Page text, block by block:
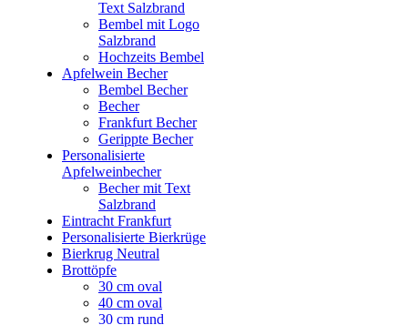
Text Salzbrand
Bembel mit Logo
Salzbrand
Hochzeits Bembel
Apfelwein Becher
Bembel Becher
Becher
Frankfurt Becher
Gerippte Becher
Personalisierte
Apfelweinbecher
Becher mit Text
Salzbrand
Eintracht Frankfurt
Personalisierte Bierkrüge
Bierkrug Neutral
Brottöpfe
30 cm oval
40 cm oval
30 cm rund